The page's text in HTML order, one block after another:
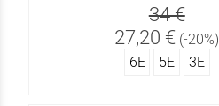
34 €
27,20 € (-20%)
6Ε
5Ε 3Ε